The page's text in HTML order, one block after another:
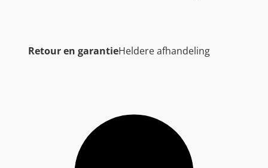
Retour en garantieHeldere afhandeling